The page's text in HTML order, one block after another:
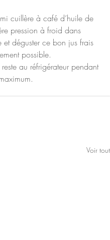
cuillère à café d’huile de
pression à froid dans
et déguster ce bon jus frais
possible.
au réfrigérateur pendant
Voir tout